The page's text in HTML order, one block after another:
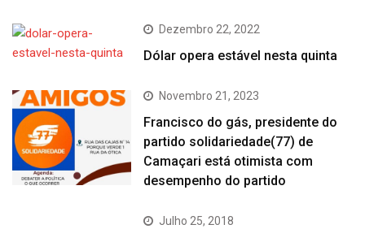
Dezembro 22, 2022
Dólar opera estável nesta quinta
Novembro 21, 2023
Francisco do gás, presidente do
partido solidariedade(77) de
Camaçari está otimista com
desempenho do partido
Julho 25, 2018